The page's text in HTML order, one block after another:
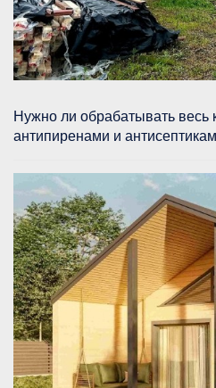
Нужно ли обрабатывать весь
антипиренами и